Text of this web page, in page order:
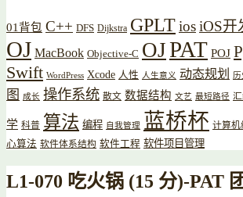
01背包 C++ DFS Dijkstra GPLTiosiOS开
OJ MacBook Objective-C OJPAT POJ
Swift WordPress Xcode 人性 人生意义 动态规划 历
图
成长 操作系统 散文 数据结构 文艺 最短路径
学 科普 算法 编程 自我管理 蓝桥杯 计算机
心算法 软件体系结构 软件工程 软件项目管理
L1-070 吃火锅 (15 分)-PAT